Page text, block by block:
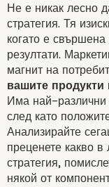
Имейл
Не е никак лесно
стратегия. Тя
когато е
резултати.
магнит на
вашите продукти
Има най-различни
след като
Анализирайте
преценете какво
стратегия,
някой от